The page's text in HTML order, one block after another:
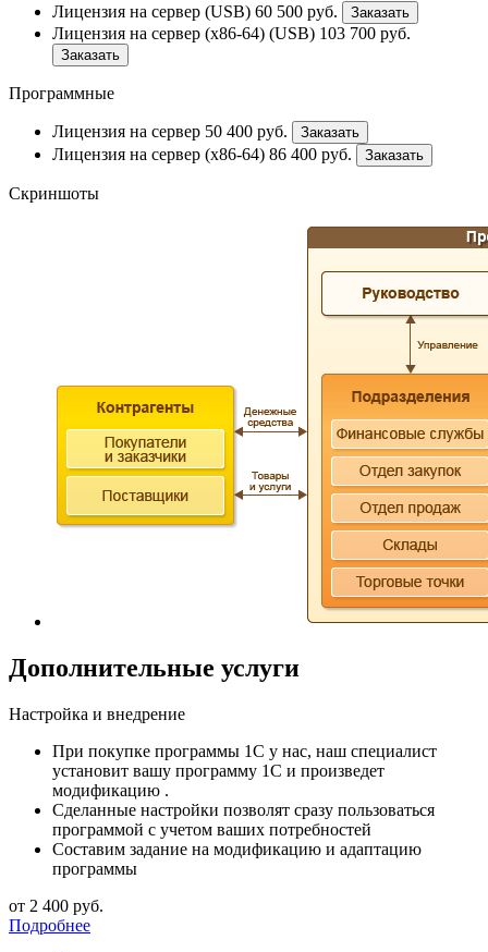
Лицензия на сервер (USB) 60 500 руб. Заказать
Лицензия на сервер (x86-64) (USB) 103 700 руб.
Заказать
Программные
Лицензия на сервер 50 400 руб. Заказать
Лицензия на сервер (x86-64) 86 400 руб. Заказать
Скриншоты
Дополнительные услуги
Настройка и внедрение
При покупке программы 1С у нас, наш специалист
установит вашу программу 1С и произведет
модификацию .
Сделанные настройки позволят сразу пользоваться
программой с учетом ваших потребностей
Составим задание на модификацию и адаптацию
программы
от 2 400 руб.
Подробнее